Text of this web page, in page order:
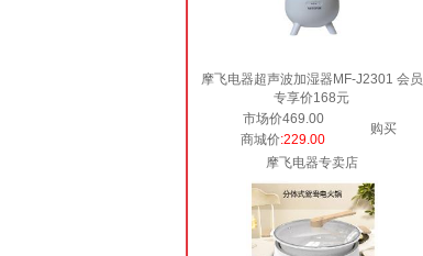
摩飞电器超声波加湿器MF-J2301 会员
专享价168元
市场价469.00
购买
商城价:229.00
摩飞电器专卖店